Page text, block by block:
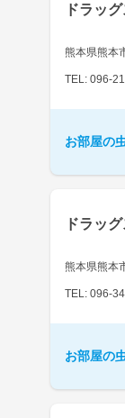
ドラッ
熊本県熊本
TEL: 096-
お部屋の
ドラッ
熊本県熊本
TEL: 096-
お部屋の